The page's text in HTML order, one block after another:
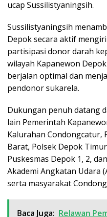
ucap Sussilistyaningsih.
Sussilistyaningsih
Depok secara aktif
partisipasi donor darah
wilayah Kapanewon
berjalan optimal dan
pendonor sukarela.
Dukungan penuh datang
lain Pemerintah
Kalurahan Condongcatur,
Barat, Polsek Depok
Puskesmas Depok 1, 2,
Akademi Angkatan Udara
serta masyarakat
Baca Juga: Relawan